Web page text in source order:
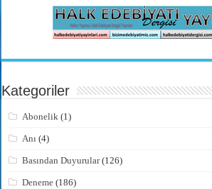
Kategoriler
Abonelik (1)
Anı (4)
Basından Duyurular(126)
Deneme (186)